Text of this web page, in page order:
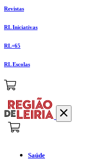
Revistas
RL Iniciativas
RL+65
RL Escolas
Saúde